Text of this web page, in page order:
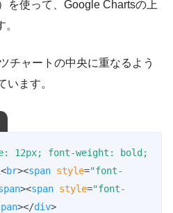
を使って、Google Chartsの上
チャートの中央に重なるよう
います。
12px; font-weight: bold;
<br><span style="font-
><span style="font-
></div>